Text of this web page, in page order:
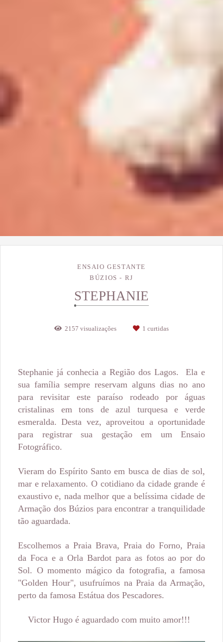
ENSAIO GESTANTE
BÚZIOS - RJ
STEPHANIE
2157 visualizações 1 curtidas
Stephanie já conhecia a Região dos Lagos. Ela e
sua família sempre reservam alguns dias no ano
para revisitar este paraíso rodeado por águas
cristalinas em tons de azul turquesa e verde
esmeralda.Desta vez, aproveitou a oportunidade
para registrar sua gestação em um Ensaio
Fotográfico.
Vieram do Espírito Santo em busca de dias de sol,
mar e relaxamento. O cotidiano da cidade grande é
exaustivo e, nada melhor que a belíssima cidade de
Armação dos Búzios para encontrar a tranquilidade
tão aguardada.
Escolhemos a Praia Brava, Praia do Forno, Praia
da Foca e a Orla Bardot para as fotos ao por do
Sol. O momento mágico da fotografia, a famosa
"Golden Hour", usufruímos na Praia da Armação,
perto da famosa Estátua dos Pescadores.
Victor Hugo é aguardado com muito amor!!!